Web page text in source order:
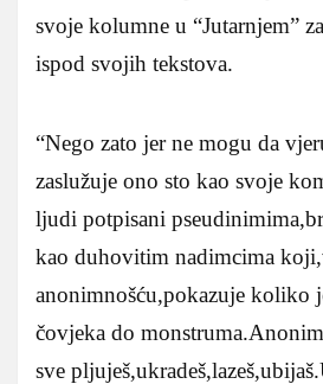
svoje kolumne u “Jutarnjem”
ispod svojih tekstova.
“Nego zato jer ne mogu da
zaslužuje ono sto kao svoje
ljudi potpisani
kao duhovitim nadimcima
anonimnošću,pokazuje koliko
čovjeka do
sve